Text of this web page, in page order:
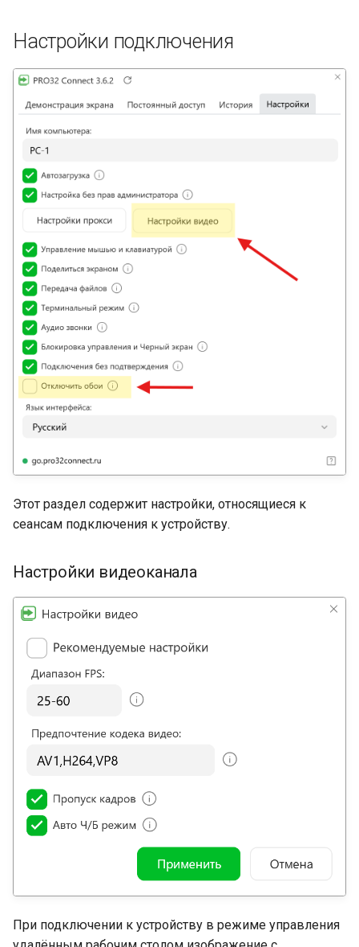
Настройки подключения
Этот раздел содержит настройки, относящиеся к
сеансам подключения к устройству.
Настройки видеоканала
При подключении к устройству в режиме управления